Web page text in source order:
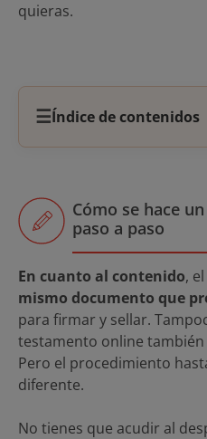
quieras.
☰Índice de contenidos
Cómo se hace
paso a paso
En cuanto al contenido,
mismo documento que
para firmar y sellar.
testamento online
Pero el procedimiento
diferente.
No tienes que acudir al